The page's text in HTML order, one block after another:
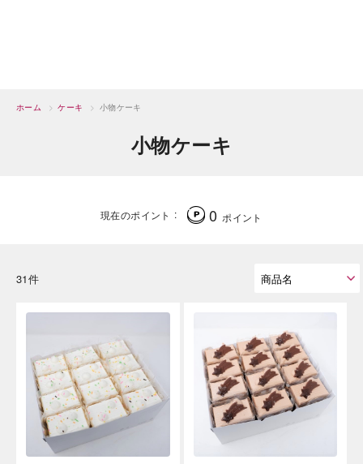
ホーム > ケーキ > 小物ケーキ
小物ケーキ
現在のポイント 0 ポイント
31件